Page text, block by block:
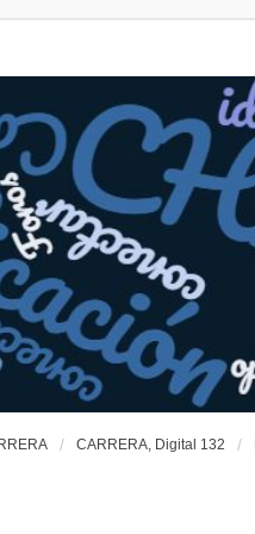
CARRERA, Digital 132